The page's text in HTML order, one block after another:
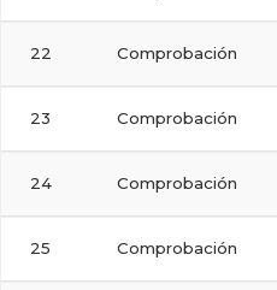
22 Comprobación
23 Comprobación
24 Comprobación
25 Comprobación